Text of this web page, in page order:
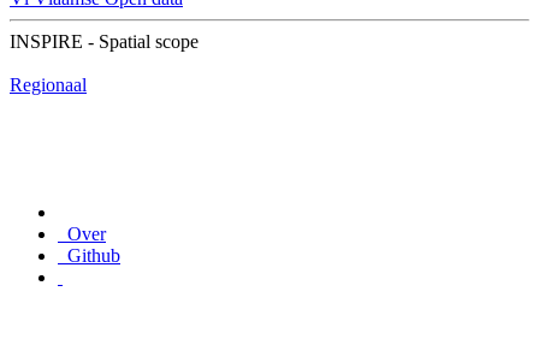
INSPIRE - Spatial scope
Regionaal
Over
Github